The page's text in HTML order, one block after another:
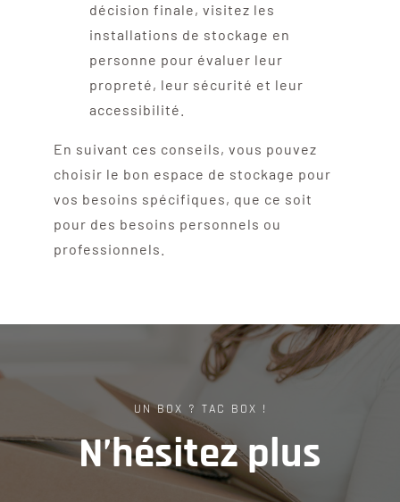
décision finale, visitez les
installations de stockage en
personne pour évaluer leur
propreté, leur sécurité et leur
accessibilité.
En suivant ces conseils, vous pouvez
choisir le bon espace de stockage pour
vos besoins spécifiques, que ce soit
pour des besoins personnels ou
professionnels.
UN BOX ? TAC BOX !
N’hésitez plus